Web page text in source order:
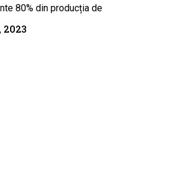
80% din producția de
2023